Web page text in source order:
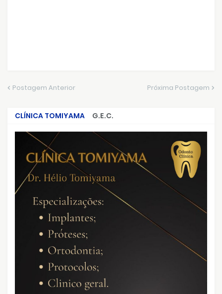
Postagem Anterior Próxima Postagem
CLÍNICA TOMIYAMA
G.E.C.
CRIMES QUE ABALARAM O BRASIL